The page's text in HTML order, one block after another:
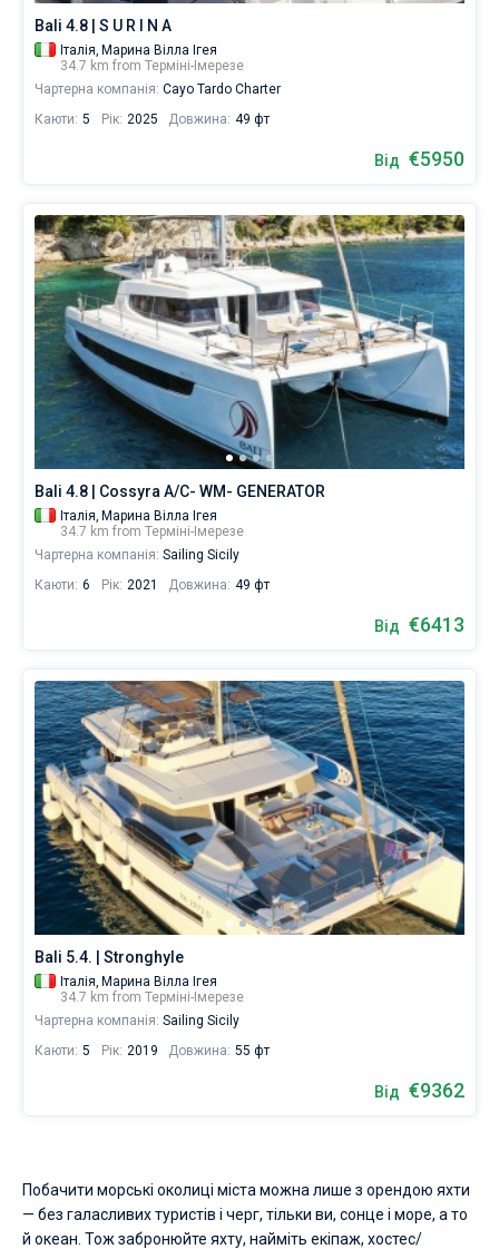
Bali 4.8 | S U R I N A
Італія, Марина Вілла Ігея
34.7 km from Терміні-Імерезе
Чартерна компанія: Cayo Tardo Charter
Каюти: 5 Рік: 2025 Довжина: 49 фт
Від €5950
Bali 4.8 | Cossyra A/C- WM- GENERATOR
Італія, Марина Вілла Ігея
34.7 km from Терміні-Імерезе
Чартерна компанія: Sailing Sicily
Каюти: 6 Рік: 2021 Довжина: 49 фт
Від €6413
Bali 5.4. | Stronghyle
Італія, Марина Вілла Ігея
34.7 km from Терміні-Імерезе
Чартерна компанія: Sailing Sicily
Каюти: 5 Рік: 2019 Довжина: 55 фт
Від €9362
Побачити морські околиці міста можна лише з орендою яхти
— без галасливих туристів і черг, тільки ви, сонце і море, а то
й океан. Тож забронюйте яхту, найміть екіпаж, хостес/